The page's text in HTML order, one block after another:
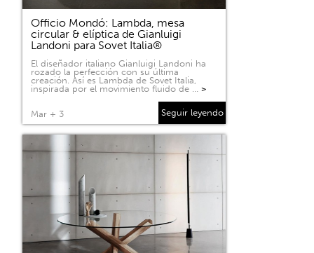
Officio Mondó: Lambda, mesa
circular & elíptica de Gianluigi
Landoni para Sovet Italia®
El diseñador italiano Gianluigi Landoni ha
rozado la perfección con su última
creación. Así es Lambda de Sovet Italia,
inspirada por el movimiento fluido de … >
Mar + 3 Seguir leyendo